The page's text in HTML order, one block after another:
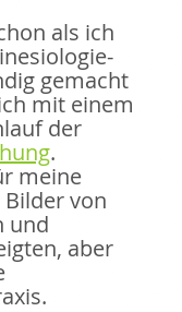
als ich
gemacht
mit einem
der
.
meine
von
und
aber